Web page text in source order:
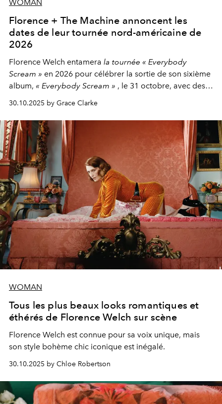
WOMAN
Florence + The Machine annoncent les
dates de leur tournée nord-américaine de
2026
Florence Welch entamera la tournée « Everybody
Scream » en 2026 pour célébrer la sortie de son sixième
album, « Everybody Scream » , le 31 octobre, avec des
30.10.2025 by Grace Clarke
WOMAN
Tous les plus beaux looks romantiques et
éthérés de Florence Welch sur scène
Florence Welch est connue pour sa voix unique, mais
son style bohème chic iconique est inégalé.
30.10.2025 by Chloe Robertson